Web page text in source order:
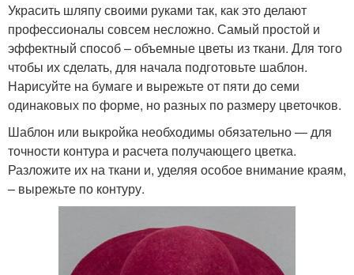
Украсить шляпу своими руками так, как это делают
профессионалы совсем несложно. Самый простой и
эффектный способ – объемные цветы из ткани. Для того
чтобы их сделать, для начала подготовьте шаблон.
Нарисуйте на бумаге и вырежьте от пяти до семи
одинаковых по форме, но разных по размеру цветочков.
Шаблон или выкройка необходимы обязательно — для
точности контура и расчета получающего цветка.
Разложите их на ткани и, уделяя особое внимание краям,
– вырежьте по контуру.